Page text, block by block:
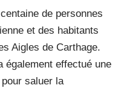
de personnes
et des habitants
Aigles de Carthage.
également effectué une
saluer la